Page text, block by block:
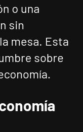
o una
sin
mesa. Esta
sobre